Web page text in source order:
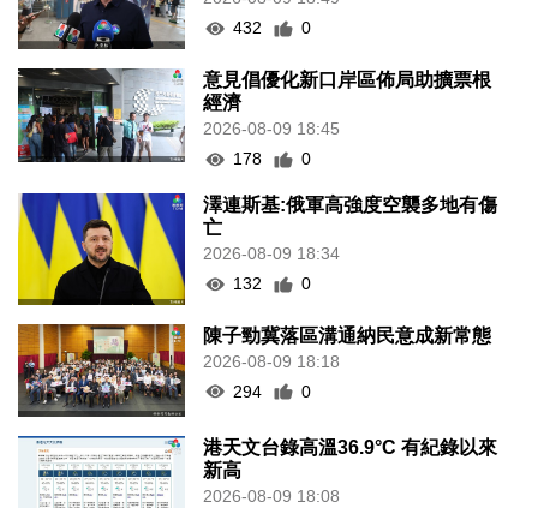
432
0
意見倡優化新口岸區佈局助擴票根
經濟
2026-08-09 18:45
178
0
澤連斯基:俄軍高強度空襲多地有傷
亡
2026-08-09 18:34
132
0
陳子勁冀落區溝通納民意成新常態
2026-08-09 18:18
294
0
港天文台錄高溫36.9°C 有紀錄以來
新高
2026-08-09 18:08